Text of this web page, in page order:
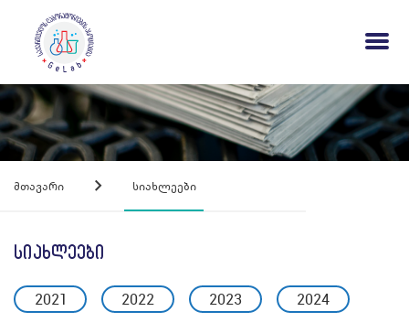
Მთავარი Სიახლეები
სიახლეები
2021 2022 2023 2024